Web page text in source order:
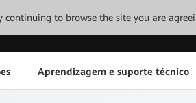
continuing to browse the site you are
Aprendizagem e suporte técnico